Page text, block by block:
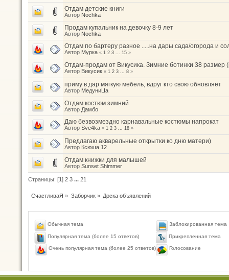
Отдам детские книги
Автор Nochka
Продам купальник на девочку 8-9 лет
Автор Nochka
Отдам по бартеру разное .....на дары сада/огорода и
Автор Мурка « 1 2 3 ... 15 »
Отдам-продам от Викусика. Зимние ботинки 38 размер
Автор Викусик « 1 2 3 ... 8 »
приму в дар мягкую мебель, вдруг кто свою обновляет
Автор МедуниЦа
Отдам костюм зимний
Автор Дамбо
Даю безвозмездно карнавальные костюмы напрокат
Автор Sve4ka « 1 2 3 ... 18 »
Предлагаю акварельные открытки ко дню матери)
Автор Ксюша 12
Отдам книжки для малышей
Автор Sunset Shimmer
Страницы: [1] 2 3 ... 21
СчастливаЯ » Заборчик» Доска объявлений
Обычная тема
Популярная тема (более 15 ответов)
Очень популярная тема (более 25 ответов)
Заблокированная тема
Прикрепленная тема
Голосование